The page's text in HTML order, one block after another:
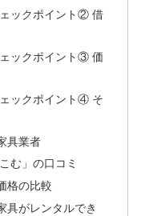
ックポイント② 借
ックポイント③ 価
ックポイント④ そ
具業者
む」の口コミ
格の比較
具がレンタルでき